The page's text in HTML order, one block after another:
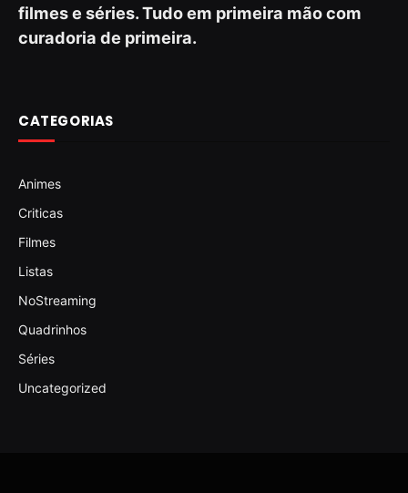
filmes e séries. Tudo em primeira mão com
curadoria de primeira.
CATEGORIAS
Animes
Criticas
Filmes
Listas
NoStreaming
Quadrinhos
Séries
Uncategorized